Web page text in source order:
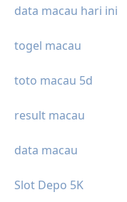
data macau hari ini
togel macau
toto macau 5d
result macau
data macau
Slot Depo 5K